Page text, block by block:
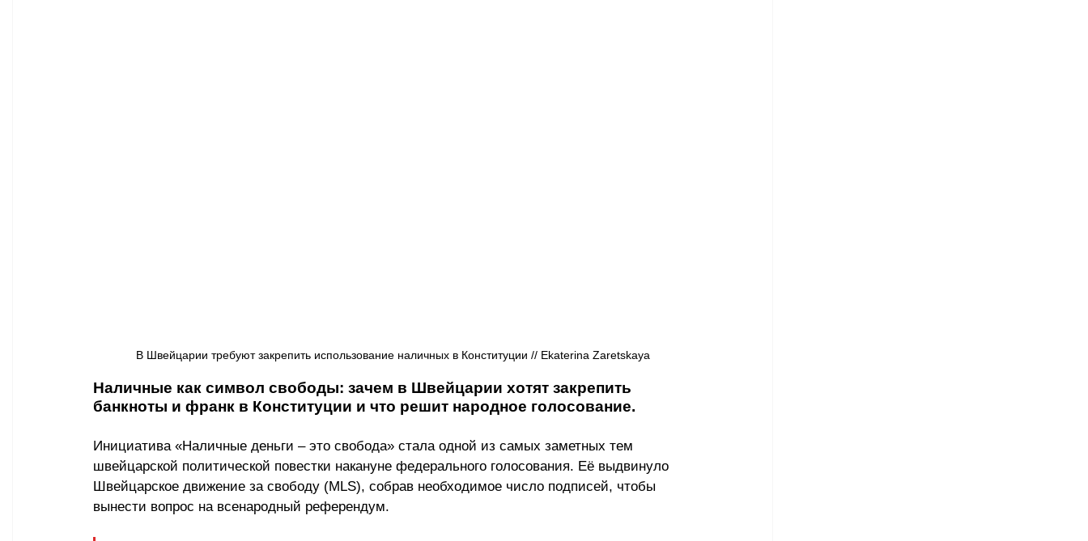
В Швейцарии требуют закрепить использование наличных в Конституции // Ekaterina Zaretskaya
Наличные как символ свободы: зачем в Швейцарии хотят закрепить
банкноты и франк в Конституции и что решит народное голосование.
Инициатива «Наличные деньги – это свобода» стала одной из самых заметных тем
швейцарской политической повестки накануне федерального голосования. Её выдвинуло
Швейцарское движение за свободу (MLS), собрав необходимое число подписей, чтобы
вынести вопрос на всенародный референдум.